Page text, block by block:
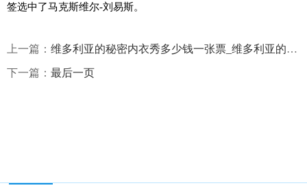
签选中了马克斯维尔-刘易斯。
上一篇： 维多利亚的秘密内衣秀多少钱一张票_维多利亚的秘密内衣秀完整版 当前播报
下一篇： 最后一页